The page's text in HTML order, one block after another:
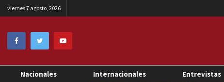
viernes 7 agosto, 2026
Nacionales Internacionales Entrevistas